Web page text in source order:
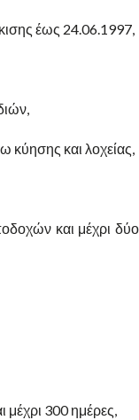
έως 24.06.1997,
κύησης και λοχείας,
και μέχρι δύο
μέχρι 300 ημέρες,